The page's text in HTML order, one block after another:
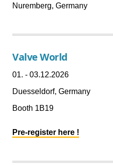
Nuremberg, Germany
Valve World
01. - 03.12.2026
Duesseldorf, Germany
Booth 1B19
Pre-register here !